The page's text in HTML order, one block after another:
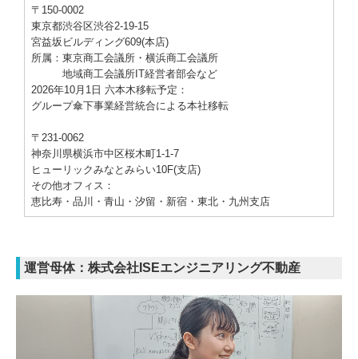
〒150-0002
東京都渋谷区渋谷2-19-15
宮益坂ビルディング609(本店)
所属：東京商工会議所・横浜商工会議所
地域商工会議所IT経営者部会など
2026年10月1日 六本木移転予定 ：
グループ傘下事業経営統合による本社移転
〒231-0062
神奈川県横浜市中区桜木町1-1-7
ヒューリックみなとみらい10F(支店)
その他オフィス：
恵比寿・品川・青山・汐留・ 新宿・ 東北・九州支店
運営母体：株式会社ISEエンジニアリング不動産